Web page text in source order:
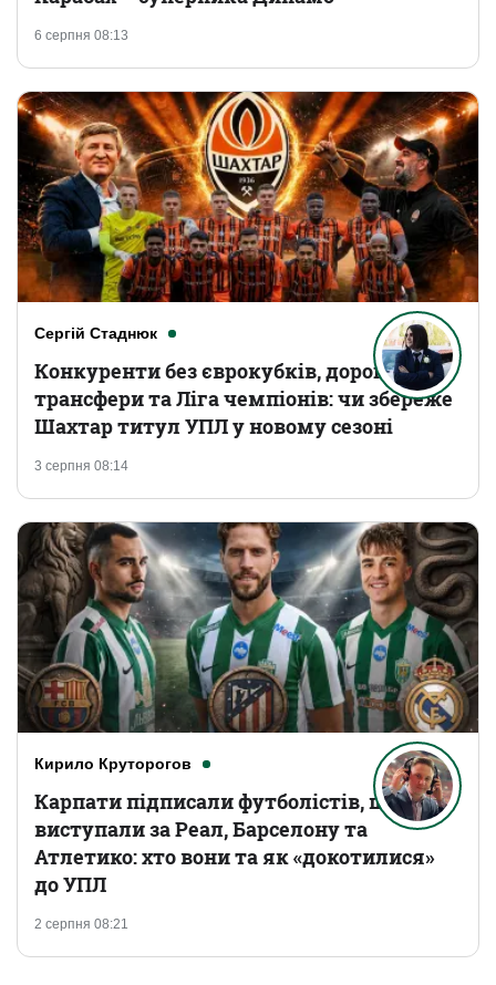
6 серпня 08:13
Сергій Стаднюк
3 серпня 08:14
Конкуренти без єврокубків, дорогі
трансфери та Ліга чемпіонів: чи збереже
Шахтар титул УПЛ у новому сезоні
Кирило Круторогов
2 серпня 08:21
Карпати підписали футболістів, що
виступали за Реал, Барселону та
Атлетико: хто вони та як «докотилися»
до УПЛ